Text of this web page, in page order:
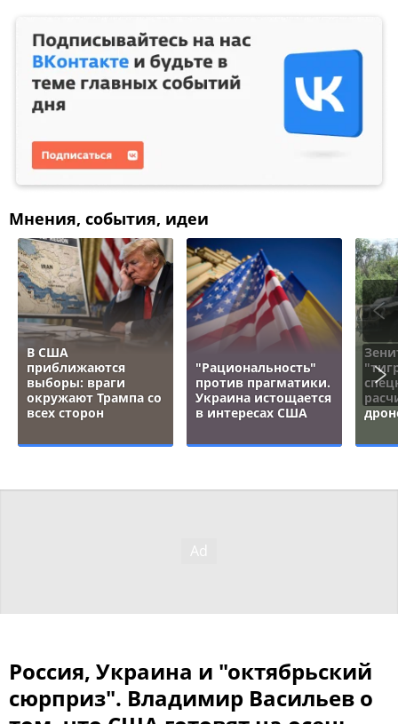
Мнения, события, идеи
В США
приближаются
выборы: враги
окружают Трампа со
всех сторон
"Рациональность"
против прагматики.
Украина истощается
в интересах США
Россия, Украина и "октябрьский
сюрприз". Владимир Васильев о